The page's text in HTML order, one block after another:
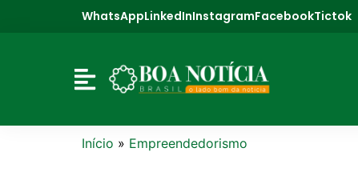
WhatsAppLinkedInInstagramFacebookTictok
Início » Empreendedorismo